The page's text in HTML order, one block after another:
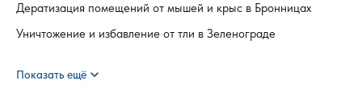
Дератизация помещений от мышей и крыс в Бронницах
Уничтожение и избавление от тли в Зеленограде
Показать ещё expand_more